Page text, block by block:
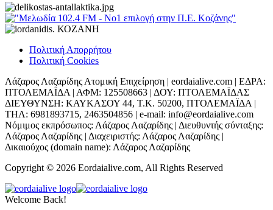
Πολιτική Απορρήτου
Πολιτική Cookies
Λάζαρος Λαζαρίδης Ατομική Επιχείρηση | eordaialive.com | ΕΔΡΑ:
ΠΤΟΛΕΜΑΪΔΑ | ΑΦΜ: 125508663 | ΔΟΥ: ΠΤΟΛΕΜΑΪΔΑΣ
ΔΙΕΥΘΥΝΣΗ: ΚΑΥΚΑΣΟΥ 44, Τ.Κ. 50200, ΠΤΟΛΕΜΑΪΔΑ |
ΤΗΛ: 6981893715, 2463504856 | e-mail: info@eordaialive.com
Νόμιμος εκπρόσωπος: Λάζαρος Λαζαρίδης | Διευθυντής σύνταξης:
Λάζαρος Λαζαρίδης | Διαχειριστής: Λάζαρος Λαζαρίδης |
Δικαιούχος (domain name): Λάζαρος Λαζαρίδης
Copyright © 2026 Eordaialive.com, All Rights Reserved
Welcome Back!